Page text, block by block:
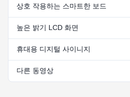
상호 작용하는 스마트한 보드
높은 밝기 LCD 화면
휴대용 디지털 사이니지
다른 동영상